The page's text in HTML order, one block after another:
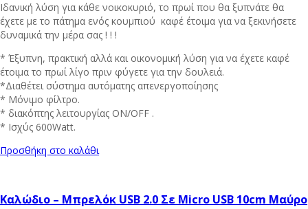
Ιδανική λύση για κάθε νοικοκυριό, το πρωί που θα ξυπνάτε θα
έχετε με το πάτημα ενός κουμπιού καφέ έτοιμα για να ξεκινήσετε
δυναμικά την μέρα σας ! ! !
* Έξυπνη, πρακτική αλλά και οικονομική λύση για να έχετε καφέ
έτοιμα το πρωί λίγο πριν φύγετε για την δουλειά.
*Διαθέτει σύστημα αυτόματης απενεργοποίησης
* Μόνιμο φίλτρο.
* διακόπτης λειτουργίας ΟΝ/ΟFF .
* Ισχύς 600Watt.
Προσθήκη στο καλάθι
Καλώδιο – Μπρελόκ USB 2.0 Σε Micro USB 10cm Μαύρο